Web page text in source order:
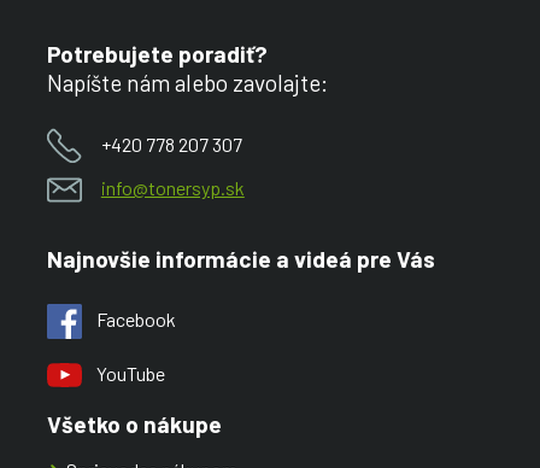
Potrebujete poradiť?
Napíšte nám alebo zavolajte:
+420 778 207 307
info@tonersyp.sk
Najnovšie informácie a videá pre Vás
Facebook
YouTube
Všetko o nákupe